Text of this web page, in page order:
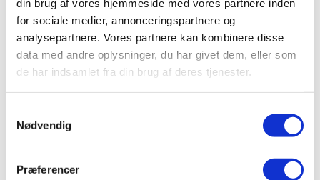
din brug af vores hjemmeside med vores partnere inden
for sociale medier, annonceringspartnere og
analysepartnere. Vores partnere kan kombinere disse
data med andre oplysninger, du har givet dem, eller som
de har indsamlet fra din brug af deres tjenester.
Nødvendig
Præferencer
Større samlet besparelse over tid
Velegnet til helårsboliger
Læs mere om luft til vand varmepumper
Hvad med elpriser og fremtiden?
Elpriser spiller naturligvis en rolle, men varmepumper
er fortsat blandt de